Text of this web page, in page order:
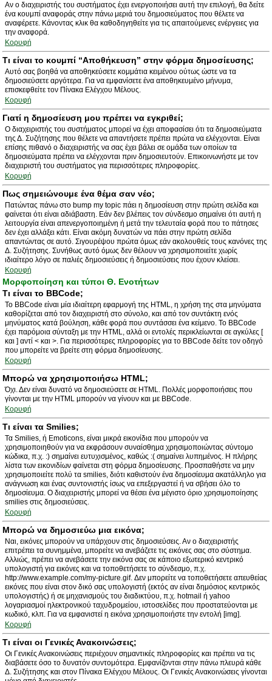
Αν ο διαχειριστής του συστήματος έχει ενεργοποιήσει αυτή την επιλογή, θα δείτε
ένα κουμπί αναφοράς στην πάνω μεριά του δημοσιεύματος που θέλετε να
αναφέρετε. Κάνοντας κλικ θα καθοδηγηθείτε για τις απαιτούμενες ενέργειες για
την αναφορά.
Κορυφή
Τι είναι το κουμπί “Αποθήκευση” στην φόρμα δημοσίευσης;
Αυτό σας βοηθά να αποθηκεύσετε κομμάτια κειμένου ούτως ώστε να τα
δημοσιεύσετε αργότερα. Για να εμφανίσετε ένα αποθηκευμένο μήνυμα,
επισκεφθείτε τον Πίνακα Ελέγχου Μέλους.
Κορυφή
Γιατί η δημοσίευση μου πρέπει να εγκριθεί;
Ο διαχειριστής του συστήματος μπορεί να έχει αποφασίσει ότι τα δημοσιεύματα
της Δ. Συζήτησης που θέλετε να απαντήσετε πρέπει πρώτα να ελέγχονται. Είναι
επίσης πιθανό ο διαχειριστής να σας έχει βάλει σε ομάδα των οποίων τα
δημοσιεύματα πρέπει να ελέγχονται πριν δημοσιευτούν. Επικοινωνήστε με τον
διαχειριστή του συστήματος για περισσότερες πληροφορίες.
Κορυφή
Πως σημειώνουμε ένα θέμα σαν νέο;
Πατώντας πάνω στο bump my topic πάει η δημοσίευση στην πρώτη σελίδα και
φαίνεται ότι είναι αδιάβαστη. Εάν δεν βλέπεις τον σύνδεσμο σημαίνει ότι αυτή η
λειτουργία είναι απενεργοποιημένη ή μετά την τελευταία φορά που το πάτησες
δεν έχει αλλάξει κάτι. Είναι ακόμη δυνατών να πάει στην πρώτη σελίδα
απαντώντας σε αυτό. Σιγουρέψου πρώτα όμως εάν ακολουθείς τους κανόνες της
Δ. Συζήτησης. Συνήθως αυτό όμως δεν θέλουν να χρησιμοποιείτε χωρίς
ιδιαίτερο λόγο σε παλιές δημοσιεύσεις ή δημοσιεύσεις που έχουν κλείσει.
Κορυφή
Μορφοποίηση και τύποι Θ. Ενοτήτων
Τι είναι το BBCode;
Το BBCode είναι μία ιδιαίτερη εφαρμογή της HTML, η χρήση της στα μηνύματα
καθορίζεται από τον διαχειριστή στο σύνολο, και από τον συντάκτη ενός
μηνύματος κατά βούληση, κάθε φορά που συντάσσει ένα κείμενο. Το BBCode
έχει παρόμοια σύνταξη με την HTML, αλλά οι εντολές περικλείωνται σε αγκύλες [
και ] αντί < και >. Για περισσότερες πληροφορίες για το BBCode δείτε τον οδηγό
που μπορείτε να βρείτε στη φόρμα δημοσίευσης.
Κορυφή
Μπορώ να χρησιμοποιήσω HTML;
Όχι. Δεν είναι δυνατό να δημοσιεύσετε σε HTML. Πολλές μορφοποιήσεις που
γίνονται με την HTML μπορούν να γίνουν και με BBCode.
Κορυφή
Τι είναι τα Smilies;
Τα Smilies, ή Emoticons, είναι μικρά εικονίδια που μπορούν να
χρησιμοποιηθούν για να εκφράσουν συναίσθημα χρησιμοποιώντας σύντομο
κώδικα, π.χ. :) σημαίνει ευτυχισμένος, καθώς :( σημαίνει λυπημένος. Η πλήρης
λίστα των εικονιδίων φαίνεται στη φόρμα δημοσίευσης. Προσπαθήστε να μην
χρησιμοποιείτε πολύ τα smilies, διότι καθιστούν ένα δημοσίευμα ακατάλληλο για
ανάγνωση και ένας συντονιστής ίσως να επεξεργαστεί ή να σβήσει όλο το
δημοσίευμα. Ο διαχειριστής μπορεί να θέσει ένα μέγιστο όριο χρησιμοποίησης
smilies στις δημοσιεύσεις.
Κορυφή
Μπορώ να δημοσιεύω μια εικόνα;
Ναι, εικόνες μπορούν να υπάρχουν στις δημοσιεύσεις. Αν ο διαχειριστής
επιτρέπει τα συνημμένα, μπορείτε να ανεβάζετε τις εικόνες σας στο σύστημα.
Αλλιώς, πρέπει να ανεβάσετε την εικόνα σας σε κάποιο εξωτερικό κεντρικό
υπολογιστή για εικόνες και να τοποθετήσετε το σύνδεσμο, π.χ.
http://www.example.com/my-picture.gif. Δεν μπορείτε να τοποθετήσετε απευθείας
εικόνες που είναι στον δικό σας υπολογιστή (εκτός αν είναι δημόσιος κεντρικός
υπολογιστής) ή σε μηχανισμούς του διαδικτύου, π.χ. hotmail ή yahoo
λογαριασμοί ηλεκτρονικού ταχυδρομείου, ιστοσελίδες που προστατεύονται με
κωδικό, κλπ. Για να εμφανιστεί η εικόνα χρησιμοποιήστε την εντολή [img].
Κορυφή
Τι είναι οι Γενικές Ανακοινώσεις;
Οι Γενικές Ανακοινώσεις περιέχουν σημαντικές πληροφορίες και πρέπει να τις
διαβάσετε όσο το δυνατόν συντομότερα. Εμφανίζονται στην πάνω πλευρά κάθε
Δ. Συζήτησης και στον Πίνακα Ελέγχου Μέλους. Οι Γενικές Ανακοινώσεις γίνονται